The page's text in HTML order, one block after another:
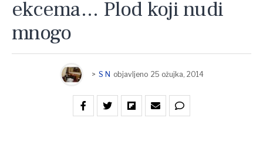
ekcema… Plod koji nudi
mnogo
> S N objavljeno 25 ožujka, 2014